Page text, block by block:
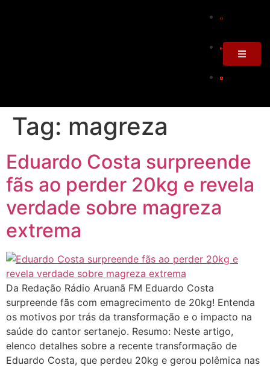
Tag: magreza
Eduardo Costa surpreende
fãs ao perder 20kg e revela
verdade sobre magreza
extrema
Da Redação Rádio Aruanã FM Eduardo Costa
surpreende fãs com emagrecimento de 20kg! Entenda
os motivos por trás da transformação e o impacto na
saúde do cantor sertanejo. Resumo: Neste artigo,
elenco detalhes sobre a recente transformação de
Eduardo Costa, que perdeu 20kg e gerou polêmica nas